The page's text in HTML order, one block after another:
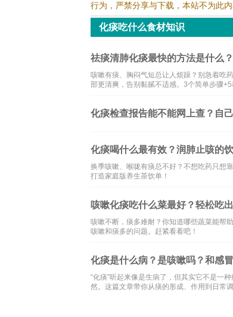
行为，严禁分享与下载，本站不为此
化痰吃什么食材知识
祛痰清肺化痰最快的方法是什么
咳嗽有痰、胸闷气短总让人烦躁？别急着吃
部更清爽，告别黏腻不适感。3个简单步骤+5
化痰检查报告能不能网上查？自
化痰喝什么最有效？润肺止咳的
换季咳嗽、喉咙有痰总不好？不想吃药只想
打造家庭版养生茶饮单！
咳嗽化痰吃什么菜最好？轻松吃
咳嗽不断，痰多难耐？你知道哪些蔬菜能帮
咳嗽和痰多的问题。赶紧看看吧！
化痰是什么病？是咳嗽吗？和感
“化痰”听起来像是生病了，但其实它不是一
然。这篇文章带你从痰的形成、作用到日常